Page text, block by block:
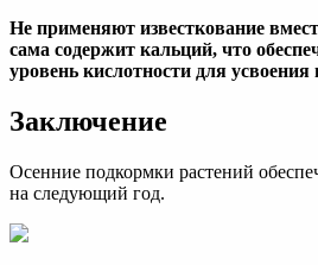
Не применяют известкование
сама содержит кальций, что
уровень кислотности для
Заключение
Осенние подкормки растений
на следующий год.